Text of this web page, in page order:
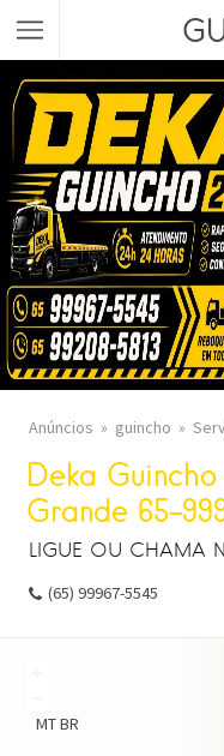
Anúncios guincho
Deka
Grande 65-
LIGUE OU CHAMA
(65) 99967-5545
MTBR